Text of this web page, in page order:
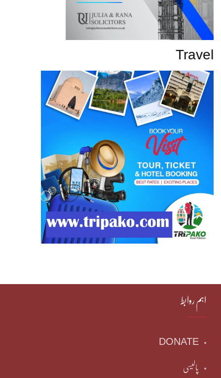
Travel
اہم روابط
DONATE
پالیسی